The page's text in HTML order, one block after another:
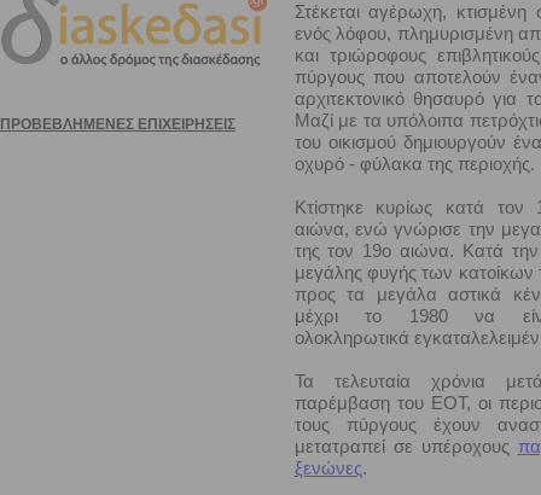
Στέκεται αγέρωχη,
ενός λόφου, πλημυρισμένη
και τριώροφους
πύργους που αποτελούν
αρχιτεκτονικό θησαυρό για
Μαζί με τα υπόλοιπα
του οικισμού δημιουργούν
οχυρό - φύλακα της περιοχής.
Κτίστηκε κυρίως κατά τον
αιώνα, ενώ γνώρισε την
της τον 19ο αιώνα. Κατά την
μεγάλης φυγής των κατοίκων
προς τα μεγάλα αστικά
μέχρι το 1980 να
ολοκληρωτικά
Τα τελευταία χρόνια
παρέμβαση του ΕΟΤ, οι
τους πύργους έχουν
μετατραπεί σε υπέροχους
ξενώνες.